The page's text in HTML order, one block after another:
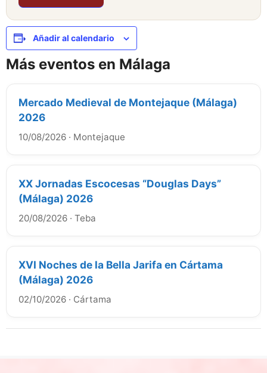
Añadir al calendario
Más eventos en Málaga
Mercado Medieval de Montejaque (Málaga)
2026
10/08/2026 · Montejaque
XX Jornadas Escocesas “Douglas Days”
(Málaga) 2026
20/08/2026 · Teba
XVI Noches de la Bella Jarifa en Cártama
(Málaga) 2026
02/10/2026 · Cártama